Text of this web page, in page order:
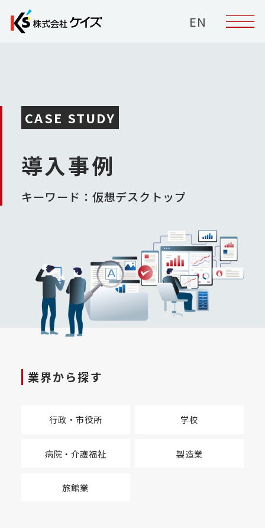
CASE STUDY
導入事例
キーワード：仮想デスクトップ
業界から探す
行政・市役所 学校
病院・介護福祉 製造業
旅館業
EN